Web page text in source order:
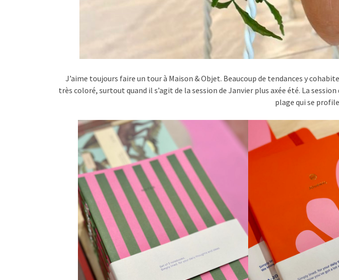
J’aime toujours faire un tour à Maison & Objet. Beaucoup de tendances y
très coloré, surtout quand il s’agit de la session de Janvier plus axée été. La
plage qui se